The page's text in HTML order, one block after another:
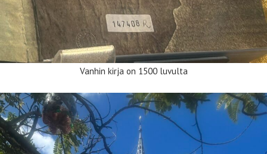
Vanhin kirja on 1500 luvulta